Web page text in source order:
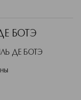
БОТЭ
ДЕ БОТЭ